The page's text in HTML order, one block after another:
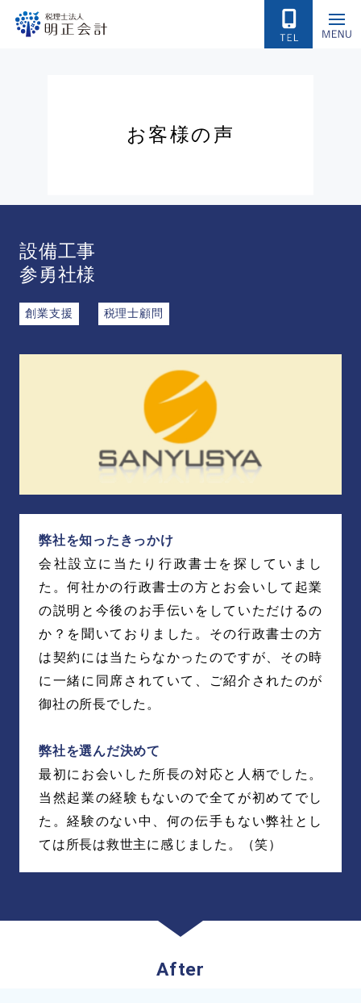
お客様の 声
設備工事
参勇社様
創業支援 税理士顧問
弊社を知ったきっかけ
会社設立に当たり行政書士を探していまし
た。何社かの行政書士の方とお会いして起業
の説明と今後のお手伝いをしていただけるの
か？を聞いておりました。その行政書士の方
は契約には当たらなかったのですが、その時
に一緒に同席されていて、ご紹介されたのが
御社の所長でした。
弊社を選んだ決めて
最初にお会いした所長の対応と人柄でした。
当然起業の経験もないので全てが初めてでし
た。経験のない中、何の伝手もない弊社とし
ては所長は救世主に感じました。（笑）